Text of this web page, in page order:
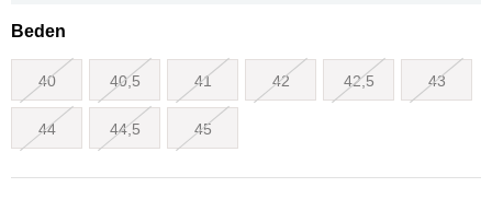
Beden
40 40,5 41 42 42,5 43
44 44,5 45